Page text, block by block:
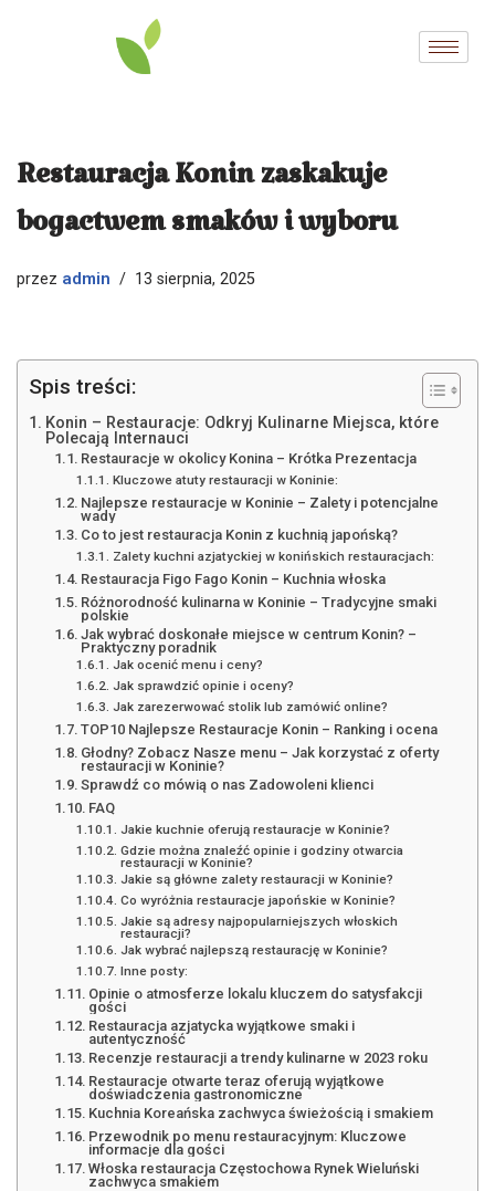
Restauracja Konin zaskakuje
bogactwem smaków i wyboru
przez admin 13 sierpnia, 2025
Spis treści:
Konin – Restauracje: Odkryj Kulinarne Miejsca, które
Polecają Internauci
Restauracje w okolicy Konina – Krótka Prezentacja
Kluczowe atuty restauracji w Koninie:
Najlepsze restauracje w Koninie – Zalety i potencjalne
wady
Co to jest restauracja Konin z kuchnią japońską?
Zalety kuchni azjatyckiej w konińskich restauracjach:
Restauracja Figo Fago Konin – Kuchnia włoska
Różnorodność kulinarna w Koninie – Tradycyjne smaki
polskie
Jak wybrać doskonałe miejsce w centrum Konin? –
Praktyczny poradnik
Jak ocenić menu i ceny?
Jak sprawdzić opinie i oceny?
Jak zarezerwować stolik lub zamówić online?
TOP10 Najlepsze Restauracje Konin – Ranking i ocena
Głodny? Zobacz Nasze menu – Jak korzystać z oferty
restauracji w Koninie?
Sprawdź co mówią o nas Zadowoleni klienci
FAQ
Jakie kuchnie oferują restauracje w Koninie?
Gdzie można znaleźć opinie i godziny otwarcia
restauracji w Koninie?
Jakie są główne zalety restauracji w Koninie?
Co wyróżnia restauracje japońskie w Koninie?
Jakie są adresy najpopularniejszych włoskich
restauracji?
Jak wybrać najlepszą restaurację w Koninie?
Inne posty:
Opinie o atmosferze lokalu kluczem do satysfakcji
gości
Restauracja azjatycka wyjątkowe smaki i
autentyczność
Recenzje restauracji a trendy kulinarne w 2023 roku
Restauracje otwarte teraz oferują wyjątkowe
doświadczenia gastronomiczne
Kuchnia Koreańska zachwyca świeżością i smakiem
Przewodnik po menu restauracyjnym: Kluczowe
informacje dla gości
Włoska restauracja Częstochowa Rynek Wieluński
zachwyca smakiem